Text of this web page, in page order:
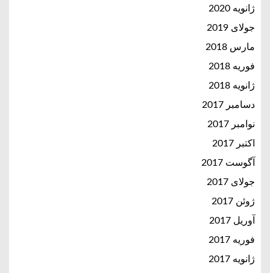
ژانویه 2020
جولای 2019
مارس 2018
فوریه 2018
ژانویه 2018
دسامبر 2017
نوامبر 2017
اکتبر 2017
آگوست 2017
جولای 2017
ژوئن 2017
آوریل 2017
فوریه 2017
ژانویه 2017